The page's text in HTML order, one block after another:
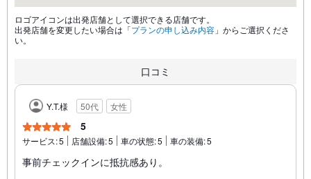
ロゴアイコンは出発店舗として選択できる店舗です。
出発店舗を変更したい場合は「プランの申し込み内容 」からご選択くださ
い。
口コミ
Y.T.様 50代 女性
5
サービス:5 店舗設備:5 車の状態:5 車の装備:5
事前チェックインに抵抗感あり。